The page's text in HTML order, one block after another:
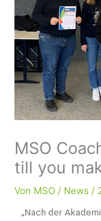
MSO
till you
Von MSO / News /
„Nach der